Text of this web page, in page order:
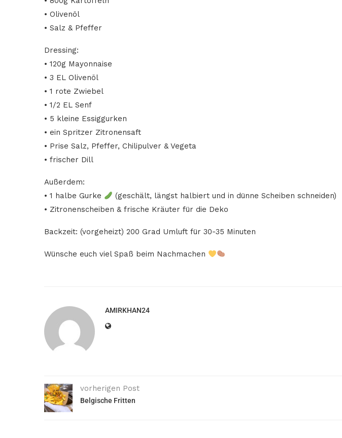
• Olivenöl
• Salz & Pfeffer
Dressing:
• 120g Mayonnaise
• 3 EL Olivenöl
• 1 rote Zwiebel
• 1/2 EL Senf
• 5 kleine Essiggurken
• ein Spritzer Zitronensaft
• Prise Salz, Pfeffer, Chilipulver & Vegeta
• frischer Dill
Außerdem:
• 1 halbe Gurke
(geschält, längst halbiert und in dünne Scheiben schneiden)
• Zitronenscheiben & frische Kräuter für die Deko
Backzeit: (vorgeheizt) 200 Grad Umluft für 30-35 Minuten
Wünsche euch viel Spaß beim Nachmachen
AMIRKHAN24
vorherigen Post
Belgische Fritten